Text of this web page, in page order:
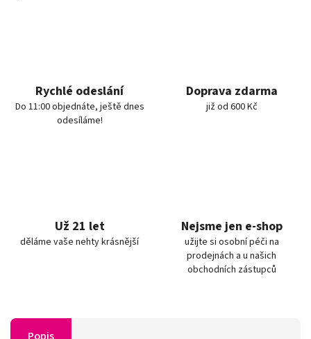
Rychlé odeslání
Do 11:00 objednáte, ještě dnes
odesíláme!
Doprava zdarma
již od 600 Kč
Už 21 let
děláme vaše nehty krásnější
Nejsme jen e-shop
užijte si osobní péči na
prodejnách a u našich
obchodních zástupců
Popis